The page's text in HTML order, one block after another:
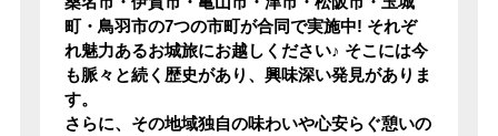
町・鳥羽市の7つの市町が合同で実施中! それぞ
れ魅力あるお城旅にお越しください♪ そこには今
も脈々と続く歴史があり、興味深い発見がありま
す。
さらに、その地域独自の味わいや心安らぐ憩いの